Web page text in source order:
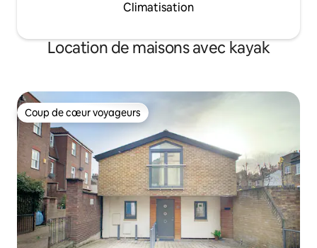
Climatisation
Location de maisons avec kayak
Coup de cœur voyageurs
Coup de cœur voyageurs